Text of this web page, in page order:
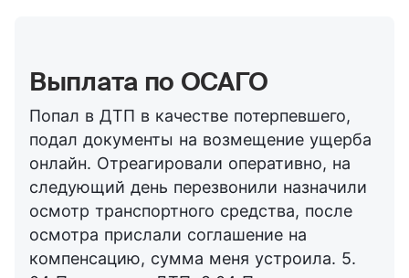
Выплата по ОСАГО
Попал в ДТП в качестве потерпевшего,
подал документы на возмещение ущерба
онлайн. Отреагировали оперативно, на
следующий день перезвонили назначили
осмотр транспортного средства, после
осмотра прислали соглашение на
компенсацию, сумма меня устроила. 5.